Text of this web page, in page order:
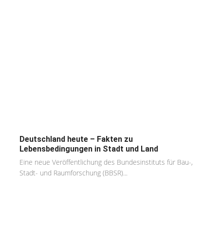
Deutschland heute – Fakten zu
Lebensbedingungen in Stadt und Land
Eine neue Veröffentlichung des Bundesinstituts für Bau-,
Stadt- und Raumforschung (BBSR)...